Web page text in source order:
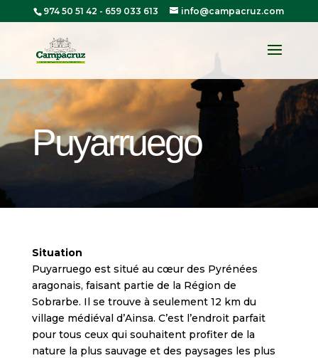
974 50 51 42 - 659 033 613 info@campacruz.com
Puyarruego
Situation
Puyarruego est situé au cœur des Pyrénées
aragonais, faisant partie de la Région de
Sobrarbe. Il se trouve à seulement 12 km du
village médiéval d’Ainsa. C’est l’endroit parfait
pour tous ceux qui souhaitent profiter de la
nature la plus sauvage et des paysages les plus